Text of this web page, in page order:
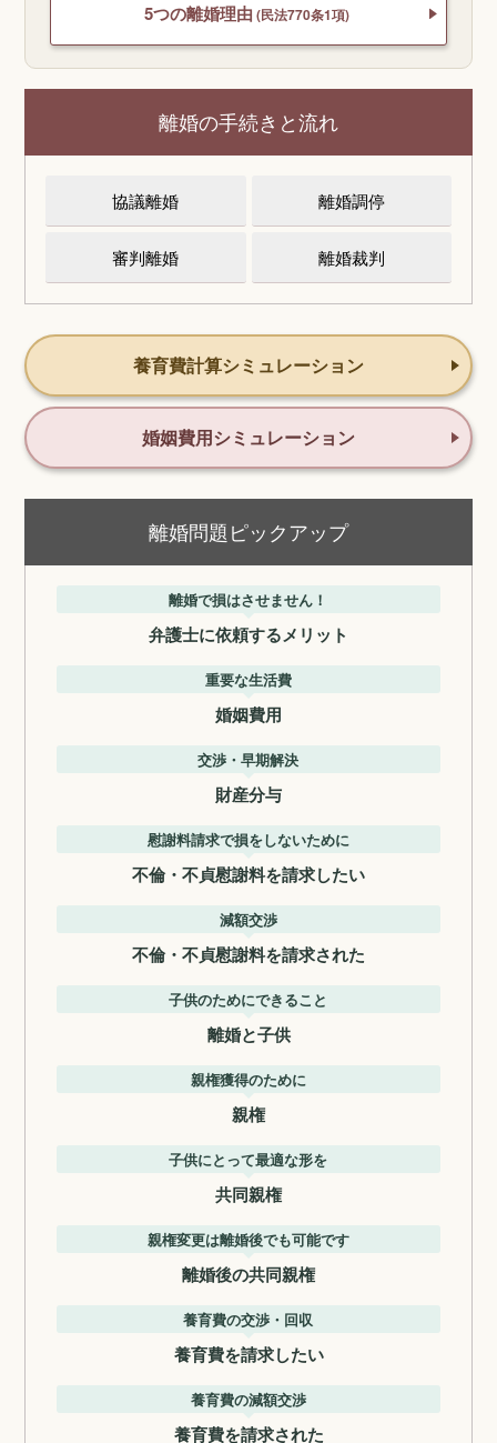
5つの離婚理由 (民法770条1項)
離婚の手続きと流れ
協議離婚 離婚調停
審判離婚 離婚裁判
養育費計算シミュレーション
婚姻費用シミュレーション
離婚問題ピックアップ
離婚で損はさせません！
弁護士に依頼するメリット
重要な生活費
婚姻費用
交渉・早期解決
財産分与
慰謝料請求で損をしないために
不倫・不貞慰謝料を請求したい
減額交渉
不倫・不貞慰謝料を請求された
子供のためにできること
離婚と子供
親権獲得のために
親権
子供にとって最適な形を
共同親権
親権変更は離婚後でも可能です
離婚後の共同親権
養育費の交渉・回収
養育費を請求したい
養育費の減額交渉
養育費を請求された